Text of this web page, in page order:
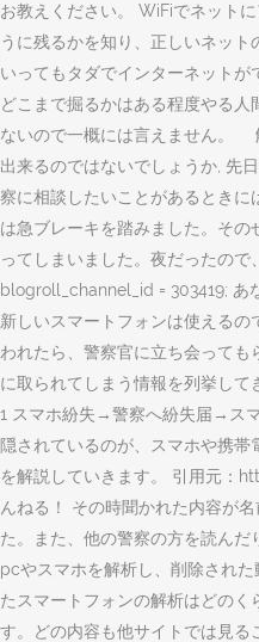
お教えください。 WiFiでネット
うに残るかを知り、正しいネッ
いってもタダでインターネット
どこまで掘るかはある程度やる
ないので一概には言えません。
出来るのではないでしょうか, 先
察に相談したいことがあるときに
は急ブレーキを踏みました。そ
ってしまいました。夜だったの
blogroll_channel_id = 303419; あ
新しいスマートフォンは使える
われたら、警察官に立ち会って
に取られてしまう情報を列挙して
1 スマホ紛失→警察へ紛失届→ス
隠されているのが、スマホや携
を解説していきます。 引用元
んねる！ その時聞かれた内容が
た。また、他の警察の方を読ん
pcやスマホを解析し、削除され
たスマートフォンの解析はどのく
す。どの内容も他サイトでは見